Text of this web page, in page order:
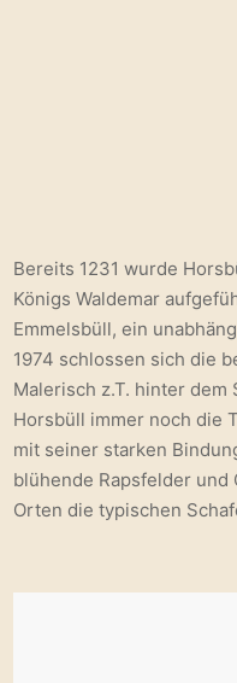
Bereits 1231 wurde
Königs Waldemar
Emmelsbüll, ein
1974 schlossen sich die
Malerisch z.T. hinter
Horsbüll immer noch die
mit seiner starken
blühende Rapsfelder und
Orten die typischen